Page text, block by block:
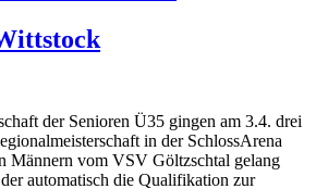
der Senioren Ü35 gingen am 3.4. drei
in der SchlossArena
Männern vom VSV Göltzschtal gelang
automatisch die Qualifikation zur